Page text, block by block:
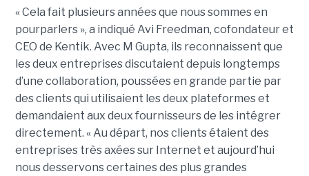
« Cela fait plusieurs années que nous sommes en
pourparlers », a indiqué Avi Freedman, cofondateur et
CEO de Kentik. Avec M Gupta, ils reconnaissent que
les deux entreprises discutaient depuis longtemps
d’une collaboration, poussées en grande partie par
des clients qui utilisaient les deux plateformes et
demandaient aux deux fournisseurs de les intégrer
directement. « Au départ, nos clients étaient des
entreprises très axées sur Internet et aujourd’hui
nous desservons certaines des plus grandes